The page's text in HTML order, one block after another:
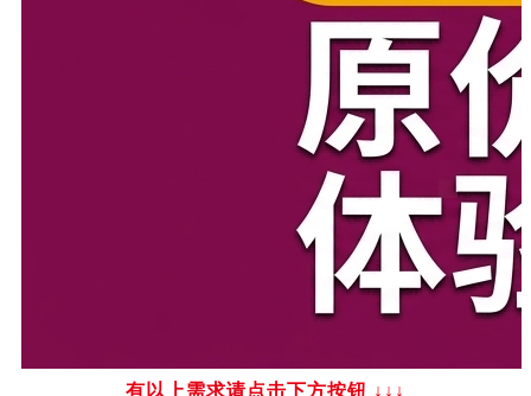
有以上需求请点击下方按钮 ↓↓↓